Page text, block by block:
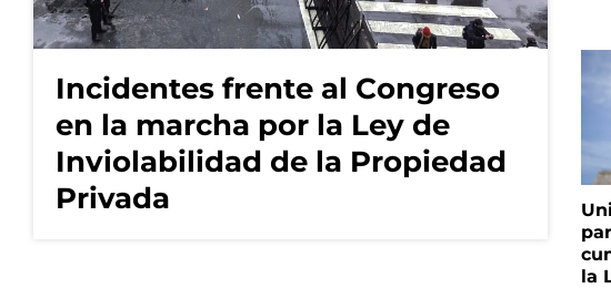
Incidentes frente al Congreso
en la marcha por la Ley de
Inviolabilidad de la Propiedad
Privada
la